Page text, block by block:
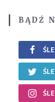
BĄDŹ